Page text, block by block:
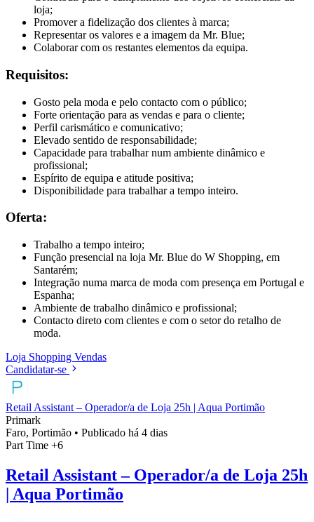
loja;
Promover a fidelização dos clientes à marca;
Representar os valores e a imagem da Mr. Blue;
Colaborar com os restantes elementos da equipa.
Requisitos:
Gosto pela moda e pelo contacto com o público;
Forte orientação para as vendas e para o cliente;
Perfil carismático e comunicativo;
Elevado sentido de responsabilidade;
Capacidade para trabalhar num ambiente dinâmico e
profissional;
Espírito de equipa e atitude positiva;
Disponibilidade para trabalhar a tempo inteiro.
Oferta:
Trabalho a tempo inteiro;
Função presencial na loja Mr. Blue do W Shopping, em
Santarém;
Integração numa marca de moda com presença em Portugal e
Espanha;
Ambiente de trabalho dinâmico e profissional;
Contacto direto com clientes e com o setor do retalho de
moda.
Loja Shopping Vendas
Candidatar-se
Retail Assistant – Operador/a de Loja 25h | Aqua Portimão
Primark
Faro, Portimão • Publicado há 4 dias
Part Time +6
Retail Assistant – Operador/a de Loja 25h
| Aqua Portimão